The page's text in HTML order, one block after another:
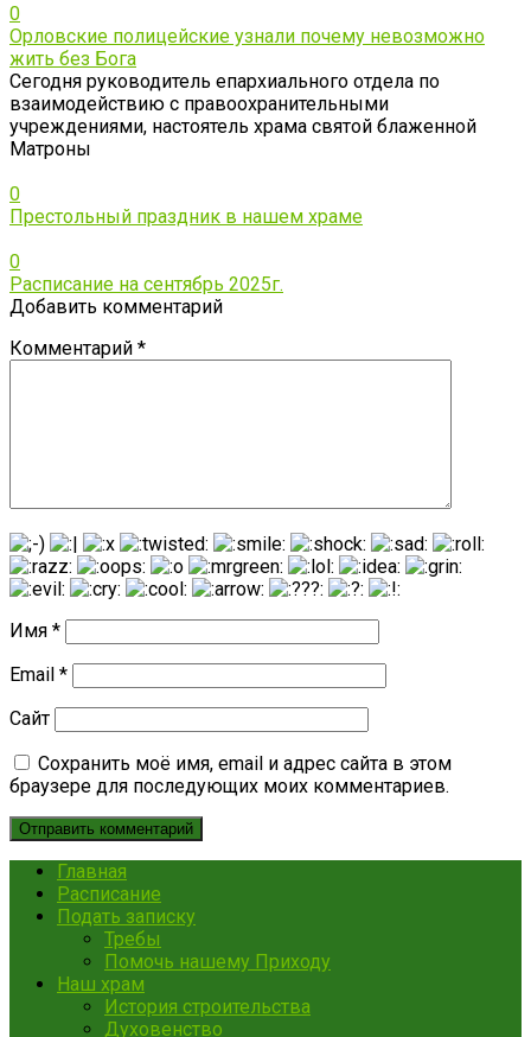
0
Орловские полицейские узнали почему невозможно
жить без Бога
Сегодня руководитель епархиального отдела по
взаимодействию с правоохранительными
учреждениями, настоятель храма святой блаженной
Матроны
0
Престольный праздник в нашем храме
0
Расписание на сентябрь 2025г.
Добавить комментарий
Комментарий *
Имя *
Email *
Сайт
Сохранить моё имя, email и адрес сайта в этом
браузере для последующих моих комментариев.
Главная
Расписание
Подать записку
Требы
Помочь нашему Приходу
Наш храм
История строительства
Духовенство